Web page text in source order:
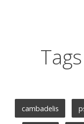
cambadelis